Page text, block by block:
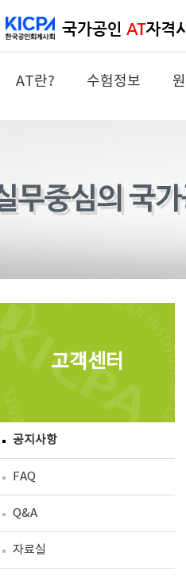
AT란? 수험정보
고객센터
공지사항
FAQ
Q&A
자료실